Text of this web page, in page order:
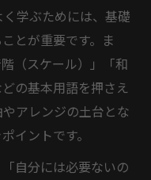
学ぶためには、基礎
とが重要です。ま
（スケール）」「和
の基本用語を押さえ
アレンジの土台とな
イントです。
自分には必要ないの